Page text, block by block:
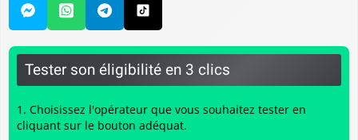
Tester son éligibilité en 3 clics
Choisissez l'opérateur que vous souhaitez tester en
cliquant sur le bouton adéquat.